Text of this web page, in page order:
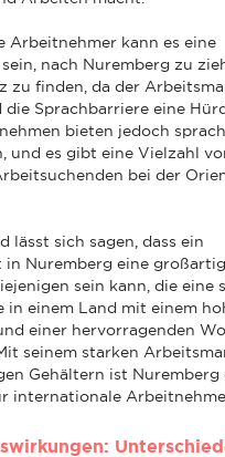
Arbeitnehmer kann es eine
nach Nuremberg zu
zu finden, da der
Sprachbarriere eine
bieten jedoch
und es gibt eine Vielzahl
bei der
lässt sich sagen, dass ein
Nuremberg eine
sein kann, die eine
in einem Land mit einem
einer hervorragenden
seinem starken
Gehältern ist Nuremberg
internationale